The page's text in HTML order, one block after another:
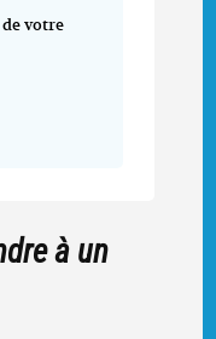
votre
à un